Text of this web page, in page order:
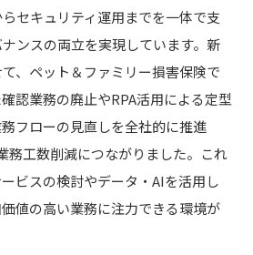
セキュリティ運用までを一体で支
ンスの両立を実現しています。新
、ペット＆ファミリー損害保険で
認業務の廃止やRPA活用による定型
フローの見直しを全社的に推進
務工数削減につながりました。これ
ビスの検討やデータ・AIを活用し
値の高い業務に注力できる環境が